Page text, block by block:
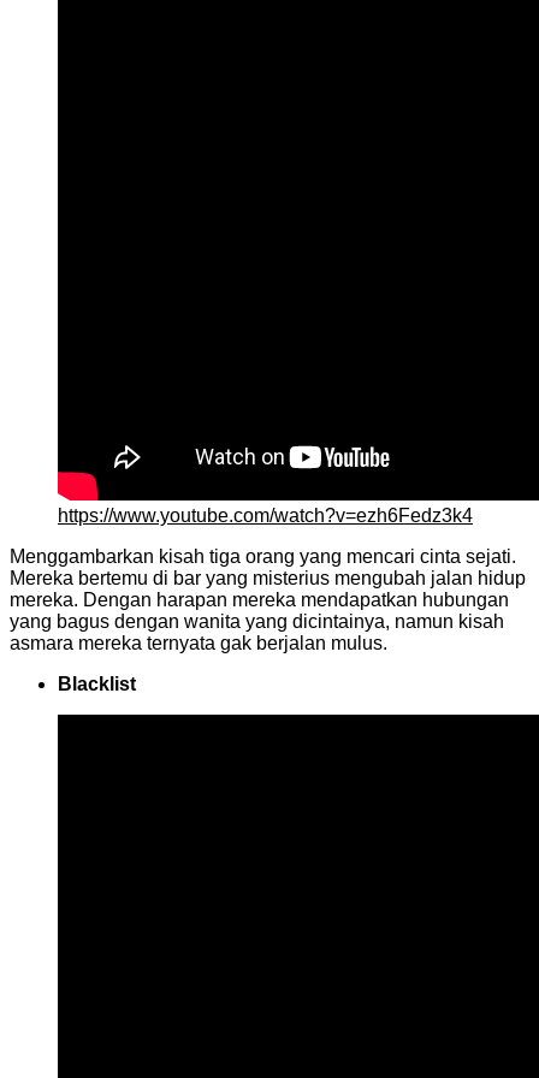
https://www.youtube.com/watch?v=ezh6Fedz3k4
Menggambarkan kisah tiga orang yang mencari cinta sejati.
Mereka bertemu di bar yang misterius mengubah jalan hidup
mereka. Dengan harapan mereka mendapatkan hubungan
yang bagus dengan wanita yang dicintainya, namun kisah
asmara mereka ternyata gak berjalan mulus.
Blacklist